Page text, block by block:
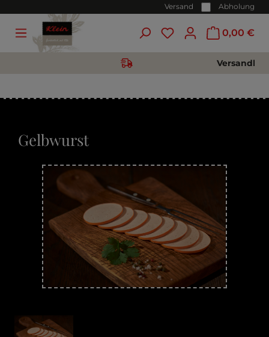
Versand Abholung
0,00 €
Gelbwurst